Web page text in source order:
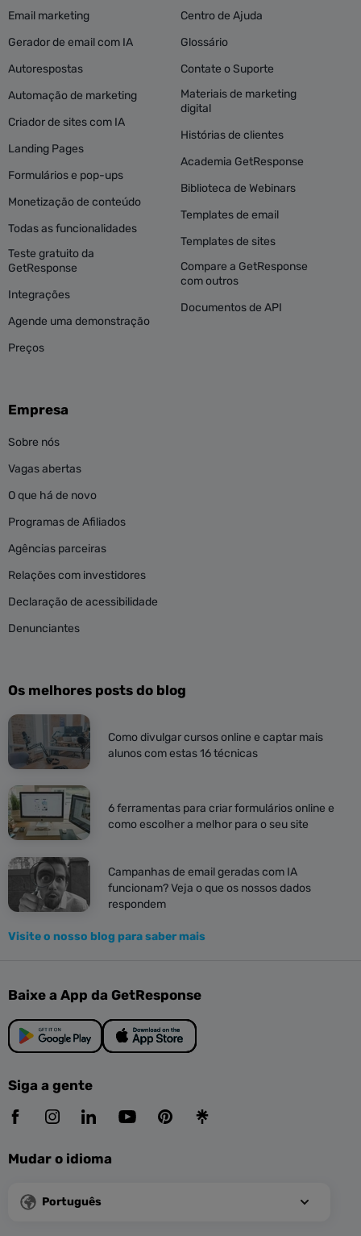
Email marketing
Gerador de email com IA
Autorespostas
Automação de marketing
Criador de sites com IA
Landing Pages
Formulários e pop-ups
Monetização de conteúdo
Todas as funcionalidades
Teste gratuito da
GetResponse
Integrações
Agende uma demonstração
Preços
Centro de Ajuda
Glossário
Contate o Suporte
Materiais de marketing
digital
Histórias de clientes
Academia GetResponse
Biblioteca de Webinars
Templates de email
Templates de sites
Compare a GetResponse
com outros
Documentos de API
Empresa
Sobre nós
Vagas abertas
O que há de novo
Programas de Afiliados
Agências parceiras
Relações com investidores
Declaração de acessibilidade
Denunciantes
Os melhores posts do blog
Como divulgar cursos online e captar mais
alunos com estas 16 técnicas
6 ferramentas para criar formulários online e
como escolher a melhor para o seu site
Campanhas de email geradas com IA
funcionam? Veja o que os nossos dados
respondem
Visite o nosso blog para saber mais
Baixe a App da GetResponse
Siga a gente
Mudar o idioma
Português